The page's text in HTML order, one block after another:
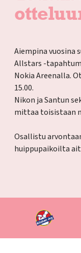
Aiempina vuosina
Allstars -
Nokia Areenalla.
15.00.
Nikon ja Santun
mittaa toisistaan
Osallistu
huippupaikoilta